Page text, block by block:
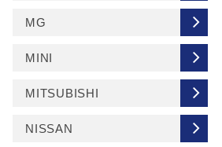
MG
MINI
MITSUBISHI
NISSAN